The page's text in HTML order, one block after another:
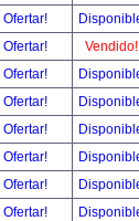
Ofertar!
Ofertar!
Vendido!
Ofertar!
Ofertar!
Ofertar!
Ofertar!
Ofertar!
Ofertar!